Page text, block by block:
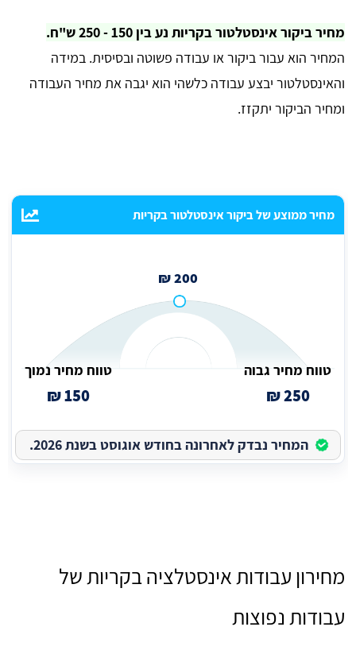
מחיר ביקור אינסטלטור בקריות נע בין 150 - 250 ש"ח.
המחיר הוא עבור ביקור או עבודה פשוטה ובסיסית. במידה
והאינסטלטור יבצע עבודה כלשהי הוא יגבה את מחיר העבודה
ומחיר הביקור יתקזז.
מחיר ממוצע של ביקור אינסטלטור בקריות
200 ₪
טווח מחיר גבוה
250 ₪
טווח מחיר נמוך
150 ₪
המחיר נבדק לאחרונה בחודש אוגוסט בשנת 2026.
מחירון עבודות אינסטלציה בקריות של
עבודות נפוצות